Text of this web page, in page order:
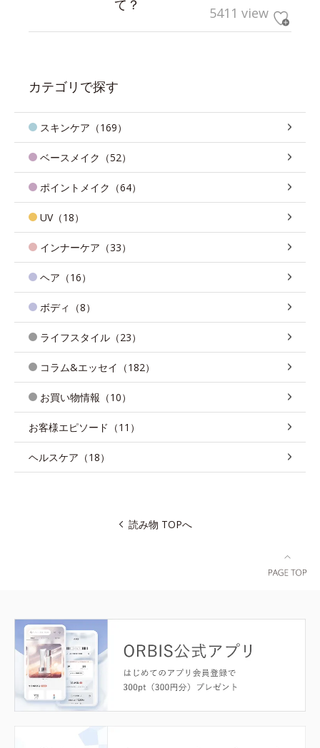
て？ 5411 view
カテゴリで探す
スキンケア（169）
ベースメイク（52）
ポイントメイク（64）
UV（18）
インナーケア（33）
ヘア（16）
ボディ（8）
ライフスタイル（23）
コラム&エッセイ（182）
お買い物情報（10）
お客様エピソード（11）
ヘルスケア（18）
読み物 TOPへ